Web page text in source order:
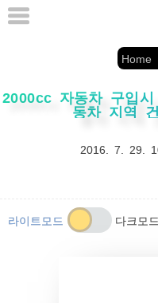
본
바
Home
2000cc 자동차 구입
동차 지역
2016. 7. 29.